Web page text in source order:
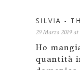
SILVIA -
29 Marzo 2019 at
Ho
quantità